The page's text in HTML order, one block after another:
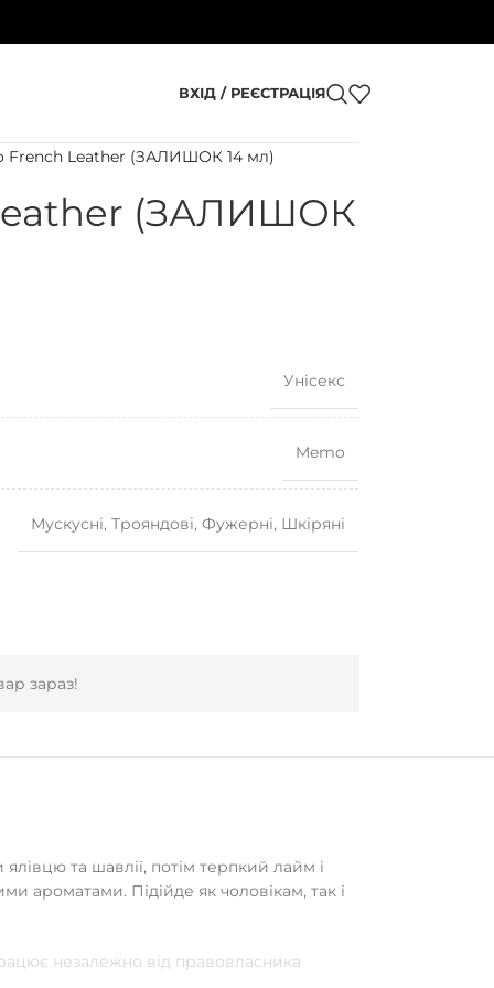
ВХІД / РЕЄСТРАЦІЯ
French Leather (ЗАЛИШОК 14 мл)
(ЗАЛИШОК
Унісекс
Memo
Мускусні, Трояндові, Фужерні, Шкіряні
зараз!
та шавлії, потім терпкий лайм і
ароматами. Підійде як чоловікам, так і
незалежно від правовласника